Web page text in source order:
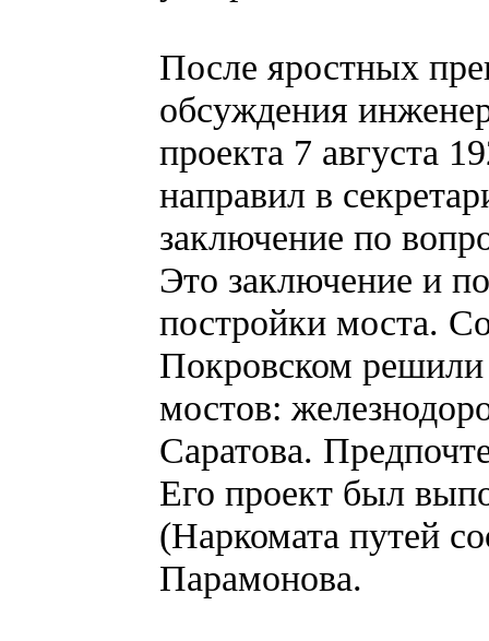
После яростных
обсуждения
проекта 7 августа
направил в
заключение по
Это заключение и
постройки моста.
Покровском
мостов:
Саратова.
Его проект был
(Наркомата путей
Парамонова.